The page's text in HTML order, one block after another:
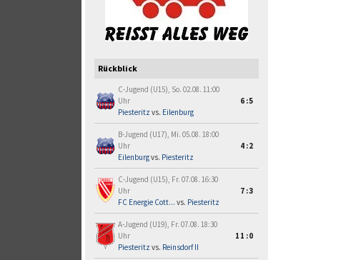
Rückblick
C-Jugend (U15), So. 02.08. 11:00
Uhr
Piesteritz vs. Eilenburg
6:5
B-Jugend (U17), Mi. 05.08. 18:00
Uhr
Eilenburgvs. Piesteritz
4:2
C-Jugend (U15), Fr. 07.08. 16:30
Uhr
FC Energie Cott... vs. Piesteritz
7:3
A-Jugend (U19), Fr. 07.08. 18:30
Uhr
Piesteritz vs. Reinsdorf II
11:0